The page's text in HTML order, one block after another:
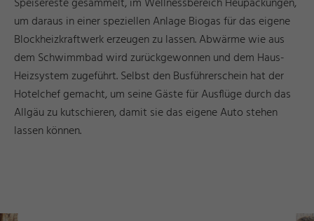
Speisereste gesammelt, im Wellnessbereich Heupackungen,
um daraus in einer speziellen Anlage Biogas für das eigene
Blockheizkraftwerk erzeugen zu lassen. Abwärme wie aus
dem Schwimmbad wird zurückgewonnen und dem Haus-
Heizsystem zugeführt. Selbst den Busführerschein hat der
Hotelchef gemacht, um seine Gäste für Ausflüge durch das
Allgäu zu kutschieren, damit sie das eigene Auto stehen
lassen können.